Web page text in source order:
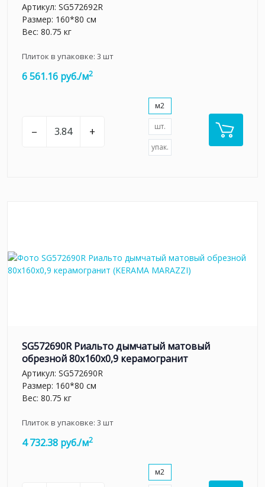
Артикул: SG572692R
Размер: 160*80 см
Вес: 80.75 кг
Плиток в упаковке: 3 шт
6 561.16 руб./м2
– +
м2
шт.
упак.
SG572690R Риальто дымчатый матовый
обрезной 80x160x0,9 керамогранит
Артикул: SG572690R
Размер: 160*80 см
Вес: 80.75 кг
Плиток в упаковке: 3 шт
4 732.38 руб./м2
м2